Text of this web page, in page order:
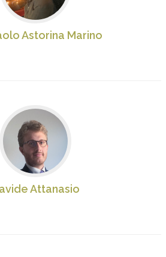
Astorina Marino
Attanasio